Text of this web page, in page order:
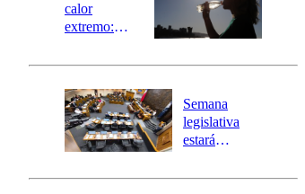
calor
extremo:
activa Alerta
Preventiva en
tres comunas
Semana
legislativa
estará
el fin de la